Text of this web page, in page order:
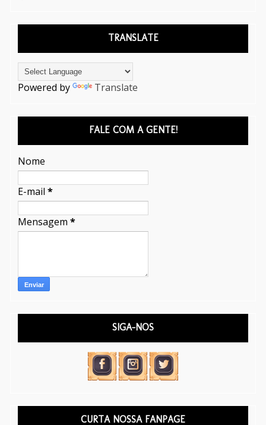
TRANSLATE
Powered by Translate
FALE COM A GENTE!
Nome
E-mail*
Mensagem*
SIGA-NOS
CURTA NOSSA FANPAGE